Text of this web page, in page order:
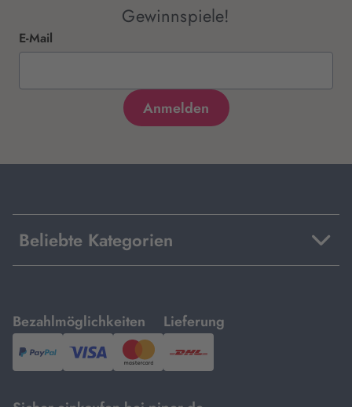
Gewinnspiele!
E-Mail
Beliebte Kategorien
Bezahlmöglichkeiten
mit
PayPal,Visa
und
Lieferung
mit
DHL.